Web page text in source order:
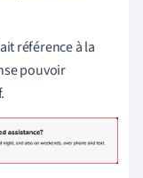
référence à la
pouvoir
.